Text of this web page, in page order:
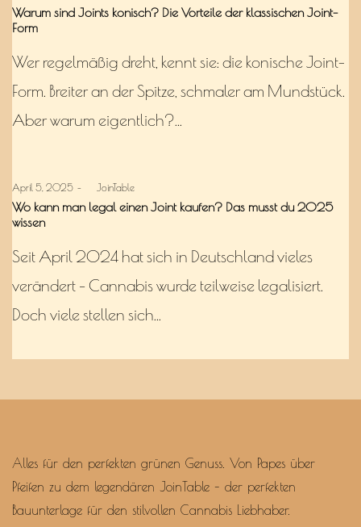
on
Warum sind Joints konisch? Die Vorteile der klassischen Joint-
Form
Wer regelmäßig dreht, kennt sie: die konische Joint-
Form. Breiter an der Spitze, schmaler am Mundstück.
Aber warum eigentlich?…
Posted
on
April 5, 2025 byJoinTable
Wo kann man legal einen Joint kaufen? Das musst du 2025
wissen
Seit April 2024 hat sich in Deutschland vieles
verändert – Cannabis wurde teilweise legalisiert.
Doch viele stellen sich…
Alles für den perfekten grünen Genuss. Von Papes über
Pfeifen zu dem legendären JoinTable – der perfekten
Bauunterlage für den stilvollen Cannabis Liebhaber.